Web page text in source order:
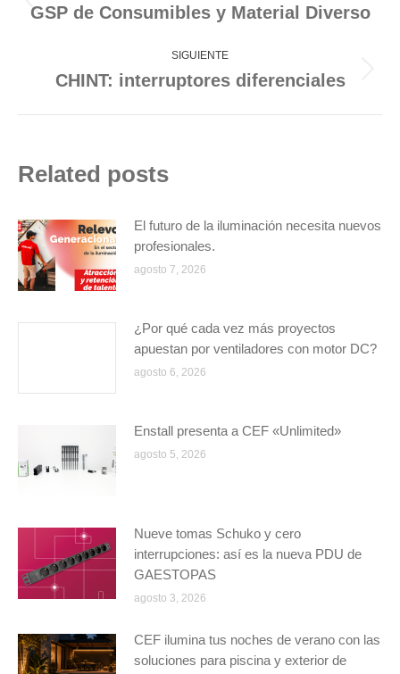
publicaciones
Publicación
GSP de Consumibles y Material Diverso
SIGUIENTE
Publicación
CHINT: interruptores diferenciales
Related posts
El futuro de la iluminación necesita nuevos
profesionales.
agosto 7, 2026
¿Por qué cada vez más proyectos
apuestan por ventiladores con motor DC?
agosto 6, 2026
Enstall presenta a CEF «Unlimited»
agosto 5, 2026
Nueve tomas Schuko y cero
interrupciones: así es la nueva PDU de
GAESTOPAS
agosto 3, 2026
CEF ilumina tus noches de verano con las
soluciones para piscina y exterior de